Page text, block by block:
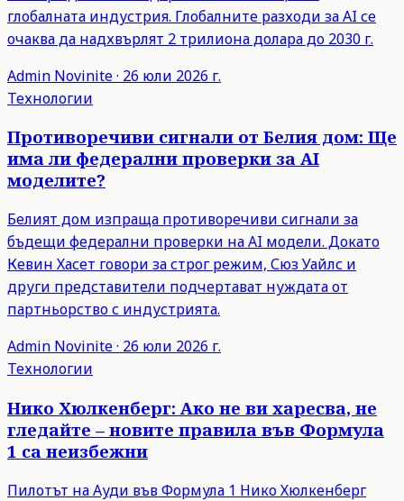
глобалната индустрия. Глобалните разходи за AI се
очаква да надхвърлят 2 трилиона долара до 2030 г.
Admin Novinite· 26 юли 2026 г.
Технологии
Противоречиви сигнали от Белия дом: Ще
има ли федерални проверки за AI
моделите?
Белият дом изпраща противоречиви сигнали за
бъдещи федерални проверки на AI модели. Докато
Кевин Хасет говори за строг режим, Сюз Уайлс и
други представители подчертават нуждата от
партньорство с индустрията.
Admin Novinite· 26 юли 2026 г.
Технологии
Нико Хюлкенберг: Ако не ви харесва, не
гледайте – новите правила във Формула
1 са неизбежни
Пилотът на Ауди във Формула 1 Нико Хюлкенберг